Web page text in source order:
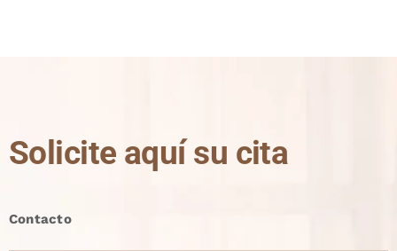
Solicite aquí su cita
Contacto